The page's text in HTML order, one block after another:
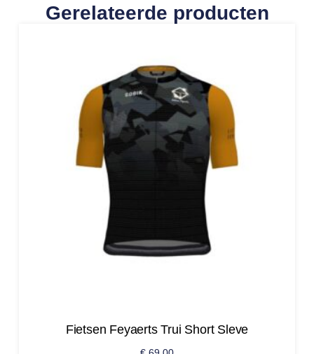
Gerelateerde producten
Fietsen Feyaerts Trui Short Sleve